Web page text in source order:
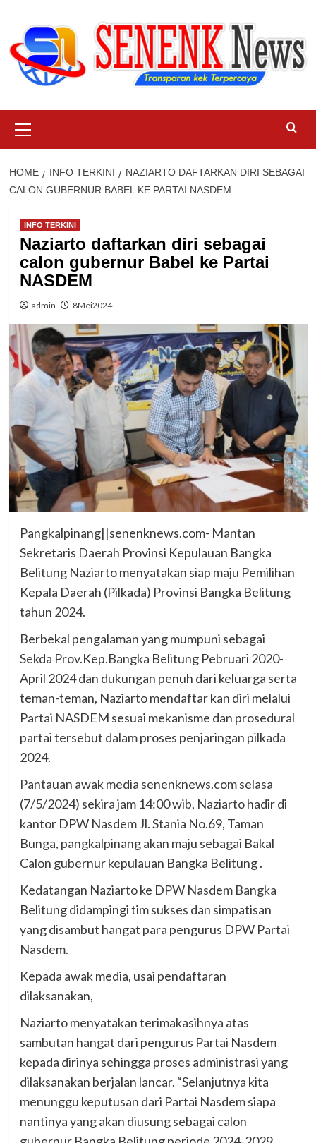
content
Menu
HOME INFO TERKINI
NAZIARTO DAFTARKAN DIRI SEBAGAI
CALON GUBERNUR BABEL KE PARTAI NASDEM
INFO TERKINI
Naziarto daftarkan diri sebagai
calon gubernur Babel ke Partai
NASDEM
admin 8Mei2024
Pangkalpinang||senenknews.com- Mantan
Sekretaris Daerah Provinsi Kepulauan Bangka
Belitung Naziarto menyatakan siap maju Pemilihan
Kepala Daerah (Pilkada) Provinsi Bangka Belitung
tahun 2024.
Berbekal pengalaman yang mumpuni sebagai
Sekda Prov.Kep.Bangka Belitung Pebruari 2020-
April 2024 dan dukungan penuh dari keluarga serta
teman-teman, Naziarto mendaftar kan diri melalui
Partai NASDEM sesuai mekanisme dan prosedural
partai tersebut dalam proses penjaringan pilkada
2024.
Pantauan awak media senenknews.com selasa
(7/5/2024) sekira jam 14:00 wib, Naziarto hadir di
kantor DPW Nasdem Jl. Stania No.69, Taman
Bunga, pangkalpinang akan maju sebagai Bakal
Calon gubernur kepulauan Bangka Belitung .
Kedatangan Naziarto ke DPW Nasdem Bangka
Belitung didampingi tim sukses dan simpatisan
yang disambut hangat para pengurus DPW Partai
Nasdem.
Kepada awak media, usai pendaftaran
dilaksanakan,
Naziarto menyatakan terimakasihnya atas
sambutan hangat dari pengurus Partai Nasdem
kepada dirinya sehingga proses administrasi yang
dilaksanakan berjalan lancar. “Selanjutnya kita
menunggu keputusan dari Partai Nasdem siapa
nantinya yang akan diusung sebagai calon